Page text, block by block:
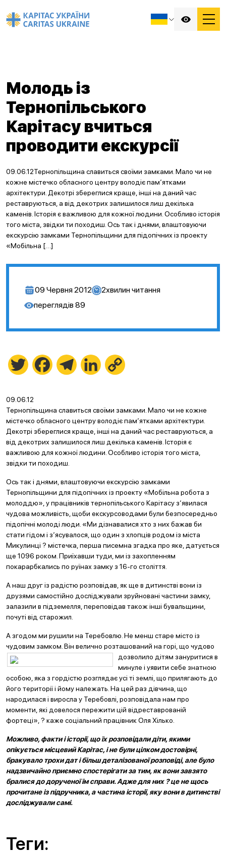
Молодь із
Тернопільського
Карітасу вчиться
проводити екскурсії
09.06.12Тернопільщина славиться своїми замками. Мало чи не
кожне містечко обласного центру володіє пам‘ятками
архітектури. Декотрі збереглися краще, інші на даний час
реставруються, а від декотрих залишилося лиш декілька
каменів. Історія є важливою для кожної людини. Особливо історія
того міста, звідки ти походиш. Ось так і днями, влаштовуючи
екскурсію замками Тернопільщини для підопічних із проекту
«Мобільна […]
09 Червня 2012 2хвилин читання
переглядів 89
Twitter FacebookTelegramLinkedIn
09.06.12
Тернопільщина славиться своїми замками. Мало чи не кожне
містечко обласного центру володіє пам‘ятками архітектури.
Декотрі збереглися краще, інші на даний час реставруються, а
від декотрих залишилося лиш декілька каменів. Історія є
важливою для кожної людини. Особливо історія того міста,
звідки ти походиш.
Ось так і днями, влаштовуючи екскурсію замками
Тернопільщини для підопічних із проекту «Мобільна робота з
молоддю», у працівників тернопільського Карітасу з‘явилася
чудова можливість, щоби екскурсоводами були безпосередньо
підопічні молоді люди. «Ми дізнавалися хто з них бажав би
стати гідом і з‘ясувалося, що один з хлопців родом із міста
Микулинці ? містечка, перша писемна згадка про яке, датується
ще 1096 роком. Приїхавши туди, ми із захопленням
покарарбкались по руїнах замку з 16-го століття.
А наш друг із радістю розповідав, як ще в дитинстві вони із
друзями самостійно досліджували зруйновані частини замку,
залазили в підземелля, переповідав також інші бувальщини,
почуті від старожил.
А згодом ми рушили на Теребовлю. Не менш старе місто із
чудовим замком. Він велично розташований на горі, що чудово
дозволило дітям зануритися в
минуле і уявити себе знатною
особою, яка з гордістю розглядає усі ті землі, що прилягають до
його території і йому належать. На цей раз дівчина, що
народилася і виросла у Теребовлі, розповідала нам про
моменти, які довелося пережити цій відреставрованій
фортеці», ? каже соціальний працівник Оля Хілько.
Можливо, факти і історії, що їх розповідали діти, якими
опікується місцевий Карітас, і не були цілком достовірні,
бракувало трохи дат і більш деталізованої розповіді, але було
надзвичайно приємно спостерігати за тим, як вони завзято
бралися до дорученої їм справи. Адже для них ? це не щось
прочитане із підручника, а частина історії, яку вони в дитинстві
досліджували самі.
Теги: